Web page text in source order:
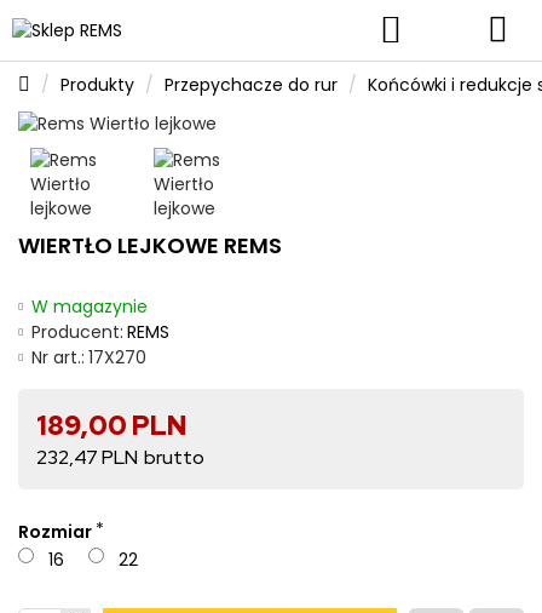
Produkty Przepychacze do rur Końcówki i redukcje
WIERTŁO LEJKOWE REMS
W magazynie
Producent: REMS
Nr art.: 17X270
189,00 PLN
232,47 PLN
Rozmiar
16
22